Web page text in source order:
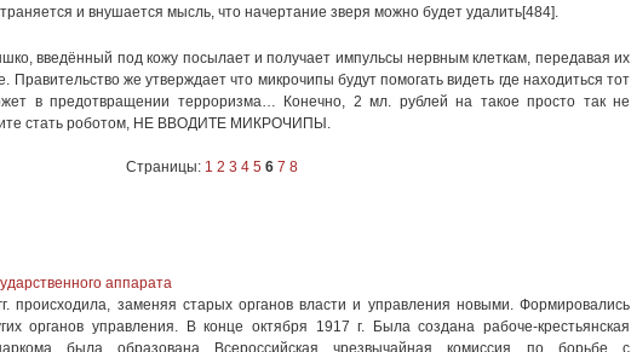
и внушается мысль, что начертание зверя можно будет удалить[484].
введённый под кожу посылает и получает импульсы нервным клеткам, передавая их
Правительство же утверждает что микрочипы будут помогать видеть где находиться тот
в предотвращении терроризма… Конечно, 2 мл. рублей на такое просто так не
стать роботом, НЕ ВВОДИТЕ МИКРОЧИПЫ.
Страницы: 1 2 3 4 5 6 7 8
аппарата
происходила, заменяя старых органов власти и управления новыми. Формировались
органов управления. В конце октября 1917 г. Была создана рабоче-крестьянская
была образована Всероссийская чрезвычайная комиссия по борьбе с